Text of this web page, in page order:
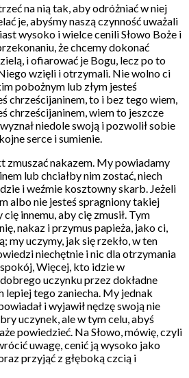
na nią tak, aby odróżniać w niej
je, abyśmy naszą czynność uważali
wysoko i wielce cenili Słowo Boże i
że chcemy dokonać
i ofiarować je Bogu, lecz po to
wzięli i otrzymali. Nie wolno ci
pobożnym lub złym jesteś
chrześcijaninem, to i bez tego wiem,
chrześcijaninem, wiem to jeszcze
niedole swoją i pozwolił sobie
serce i sumienie.
zmuszać nakazem. My powiadamy
lub chciałby nim zostać, niech
i weźmie kosztowny skarb. Jeżeli
albo nie jesteś spragniony takiej
innemu, aby cię zmusił. Tym
nakaz i przymus papieża, jako ci,
my uczymy, jak się rzekło, w ten
niechętnie i nic dla otrzymania
Więcej, kto idzie w
uczynku przez dokładne
lepiej tego zaniecha. My jednak
i wyjawił nędzę swoją nie
uczynek, ale w tym celu, abyś
powiedzieć. Na Słowo, mówię, czyli
uwagę, cenić ją wysoko jako
przyjąć z głęboką czcią i